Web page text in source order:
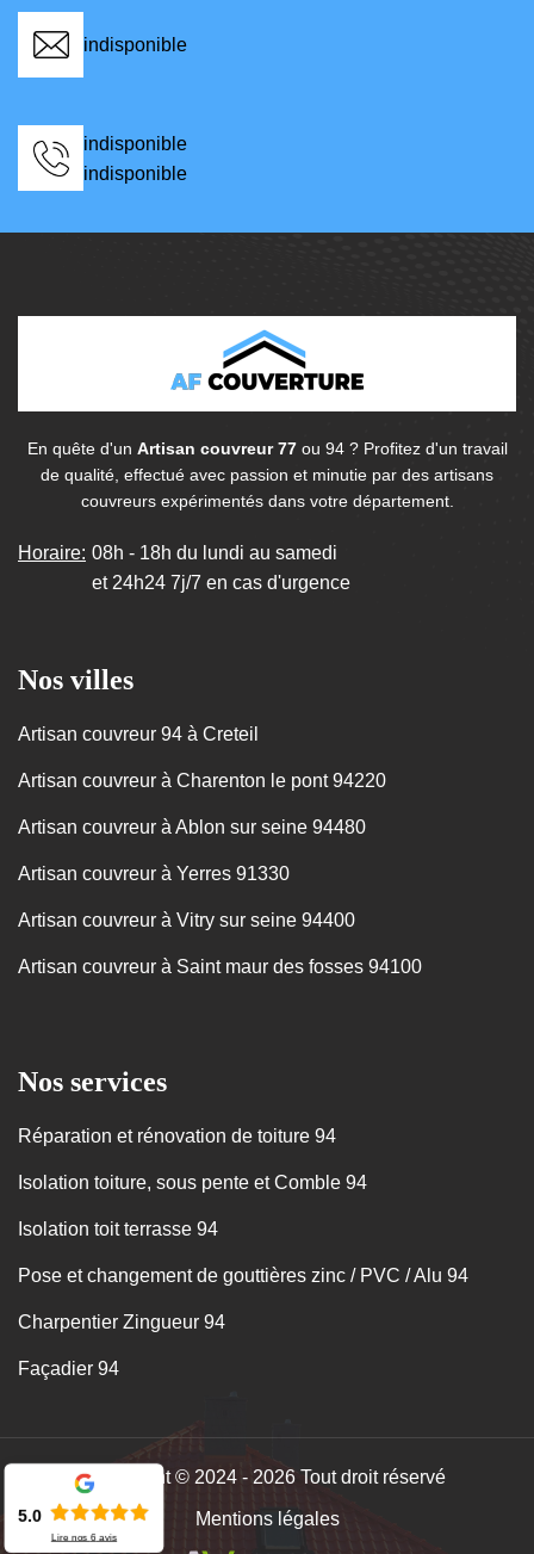
indisponible
indisponible
indisponible
En quête d'un Artisan couvreur 77ou 94 ? Profitez d'un travail
de qualité, effectué avec passion et minutie par des artisans
couvreurs expérimentés dans votre département.
Horaire: 08h - 18h du lundi au samedi
et 24h24 7j/7 en cas d'urgence
Nos villes
Artisan couvreur 94 à Creteil
Artisan couvreur à Charenton le pont 94220
Artisan couvreur à Ablon sur seine 94480
Artisan couvreur à Yerres 91330
Artisan couvreur à Vitry sur seine 94400
Artisan couvreur à Saint maur des fosses 94100
Nos services
Réparation et rénovation de toiture 94
Isolation toiture, sous pente et Comble 94
Isolation toit terrasse 94
Pose et changement de gouttières zinc / PVC / Alu 94
Charpentier Zingueur 94
Façadier 94
Copyright © 2024 - 2026 Tout droit réservé
Mentions légales
5.0
Lire nos 6 avis